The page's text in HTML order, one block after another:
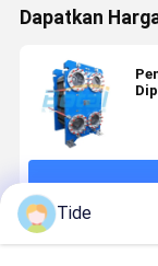
Dapatkan
Tide